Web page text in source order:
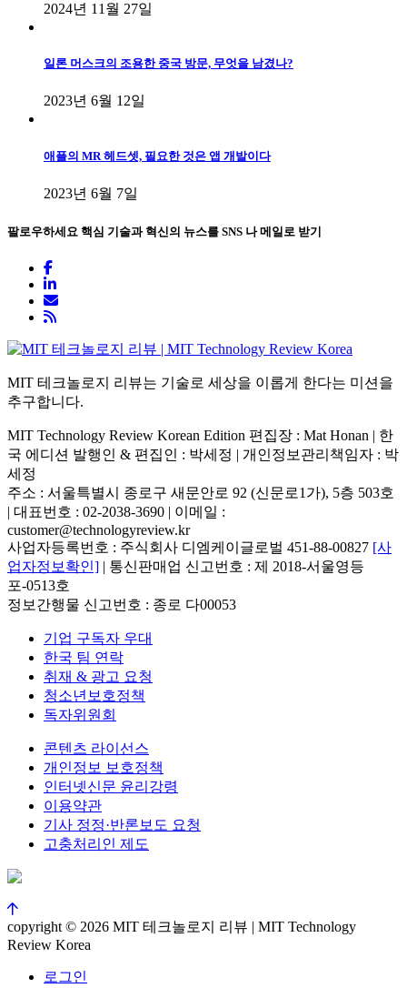
2024년 11월 27일
일론 머스크의 조용한 중국 방문, 무엇을 남겼나?
2023년 6월 12일
애플의 MR 헤드셋, 필요한 것은 앱 개발이다
2023년 6월 7일
팔로우하세요 핵심 기술과 혁신의 뉴스를 SNS 나 메일로 받기
MIT 테크놀로지 리뷰는 기술로 세상을 이롭게 한다는 미션을
추구합니다.
MIT Technology Review Korean Edition 편집장 : Mat Honan | 한
국 에디션 발행인 & 편집인 : 박세정 | 개인정보관리책임자 : 박
세정
주소 : 서울특별시 종로구 새문안로 92 (신문로1가), 5층 503호
| 대표번호 : 02-2038-3690 | 이메일 :
customer@technologyreview.kr
사업자등록번호 : 주식회사 디엠케이글로벌 451-88-00827 [사
업자정보확인] | 통신판매업 신고번호 : 제 2018-서울영등
포-0513호
정보간행물 신고번호 : 종로 다00053
기업 구독자 우대
한국 팀 연락
취재 & 광고 요청
청소년보호정책
독자위원회
콘텐츠 라이선스
개인정보 보호정책
인터넷신문 윤리강령
이용약관
기사 정정·반론보도 요청
고충처리인 제도
copyright © 2026 MIT 테크놀로지 리뷰 | MIT Technology
Review Korea
로그인